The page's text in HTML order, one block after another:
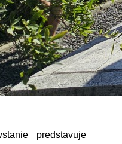
predstavuje